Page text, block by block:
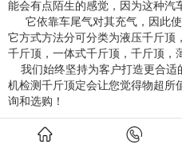
能会有点陌生的感觉，因为这种汽
它依靠车尾气对其充气，因此
它方式方法分可分类为液压千斤顶
千斤顶，一体式千斤顶，千斤顶，
我们始终坚持为客户打造更合适
机检测千斤顶定会让您觉得物超所
询和选购！
上一条：
同步千斤顶的标定误差如